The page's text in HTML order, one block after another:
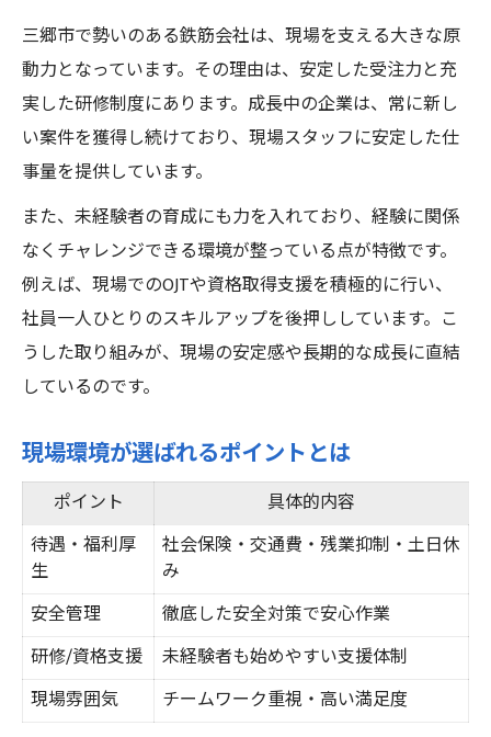
三郷市で勢いのある鉄筋会社は、現場を支える大きな原
動力となっています。その理由は、安定した受注力と充
実した研修制度にあります。成長中の企業は、常に新し
い案件を獲得し続けており、現場スタッフに安定した仕
事量を提供しています。
また、未経験者の育成にも力を入れており、経験に関係
なくチャレンジできる環境が整っている点が特徴です。
例えば、現場でのOJTや資格取得支援を積極的に行い、
社員一人ひとりのスキルアップを後押ししています。こ
うした取り組みが、現場の安定感や長期的な成長に直結
しているのです。
現場環境が選ばれるポイントとは
ポイント
具体的内容
待遇・福利厚
生
社会保険・交通費・残業抑制・土日休
み
安全管理
徹底した安全対策で安心作業
研修/資格支援
未経験者も始めやすい支援体制
現場雰囲気
チームワーク重視・高い満足度